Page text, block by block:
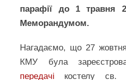
парафії до 1 травня
Меморандумом.
Нагадаємо, що 27
КМУ була
передачі костелу св.